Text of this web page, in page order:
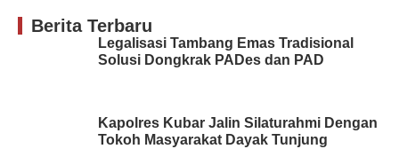
Berita Terbaru
Legalisasi Tambang Emas Tradisional
Solusi Dongkrak PADes dan PAD
Kapolres Kubar Jalin Silaturahmi Dengan
Tokoh Masyarakat Dayak Tunjung